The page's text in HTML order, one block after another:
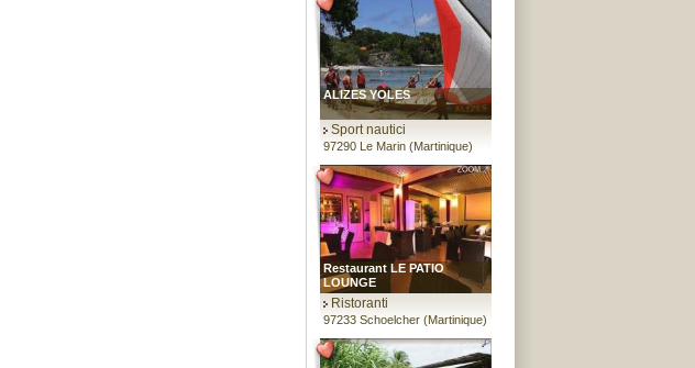
ALIZES YOLES
Sport nautici
97290 Le Marin (Martinique)
Restaurant LE PATIO
LOUNGE
Ristoranti
97233 Schoelcher (Martinique)